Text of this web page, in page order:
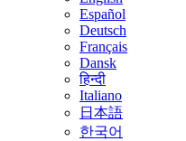
Español
Deutsch
Français
Dansk
हिन्दी
Italiano
日本語
한국어